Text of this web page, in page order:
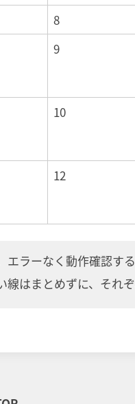
8
9
10
12
エラーなく動作確認す
線はまとめずに、それ